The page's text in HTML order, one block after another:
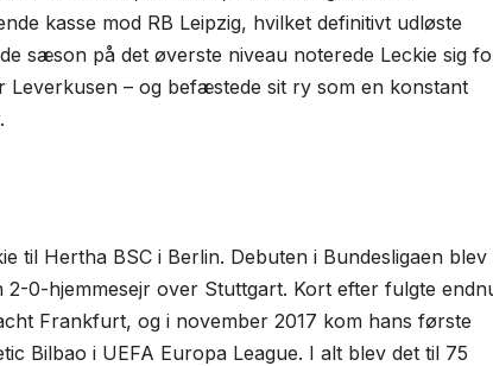
kasse mod RB Leipzig, hvilket definitivt udløste
sæson på det øverste niveau noterede Leckie sig
– og befæstede sit ry som en konstant
til Hertha BSC i Berlin. Debuten i Bundesligaen blev
0-hjemmesejr over Stuttgart. Kort efter fulgte
Frankfurt, og i november 2017 kom hans første
Bilbao i UEFA Europa League. I alt blev det til 75